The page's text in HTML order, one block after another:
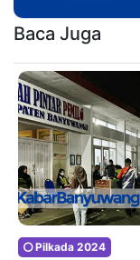
Baca Juga
Pilkada 2024